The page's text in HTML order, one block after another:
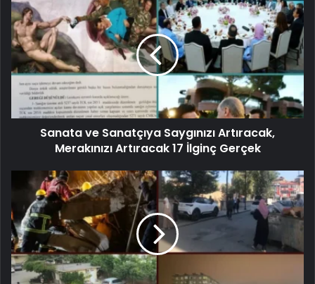
Sanata ve Sanatçıya Saygınızı Artıracak,
Merakınızı Artıracak 17 İlginç Gerçek